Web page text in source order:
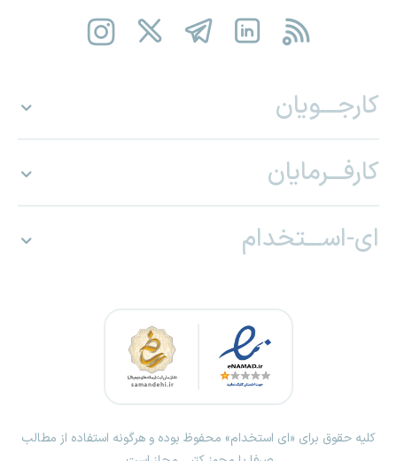
کارجـــویان
کارفـــرمایان
ای-اســـتخدام
کلیه حقوق برای «ای استخدام» محفوظ بوده و هرگونه استفاده از مطالب